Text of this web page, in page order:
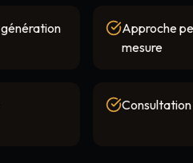
Approche
mesure